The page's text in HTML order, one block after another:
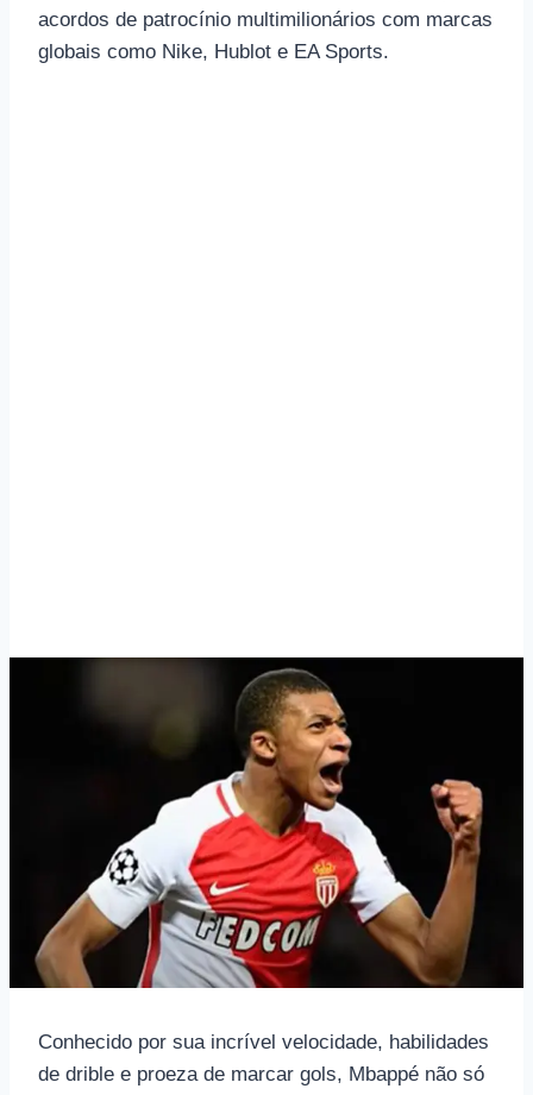
acordos de patrocínio multimilionários com marcas
globais como Nike, Hublot e EA Sports.
Conhecido por sua incrível velocidade, habilidades
de drible e proeza de marcar gols, Mbappé não só